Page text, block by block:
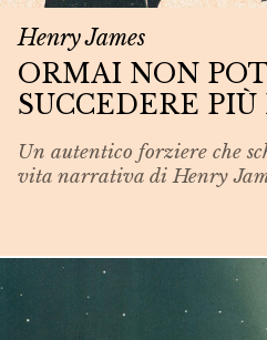
Henry James
ORMAI NON
SUCCEDERE
Un autentico forziere che
vita narrativa di Henry